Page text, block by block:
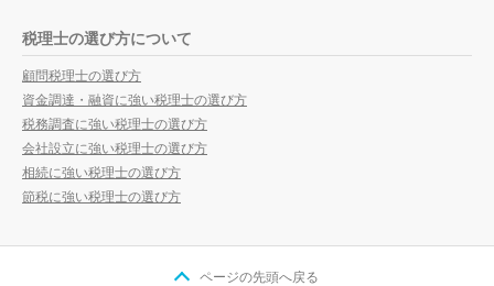
税理士の選び方について
顧問税理士の選び方
資金調達・融資に強い税理士の選び方
税務調査に強い税理士の選び方
会社設立に強い税理士の選び方
相続に強い税理士の選び方
節税に強い税理士の選び方
ページの先頭へ戻る